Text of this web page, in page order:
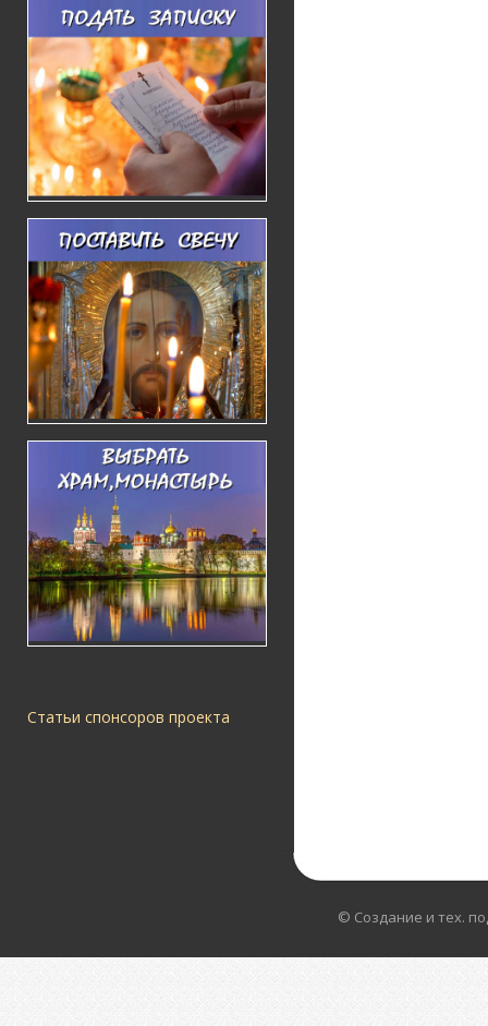
Статьи спонсоров проекта
© Создание и тех.